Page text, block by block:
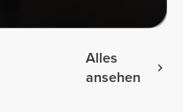
Alles
ansehen